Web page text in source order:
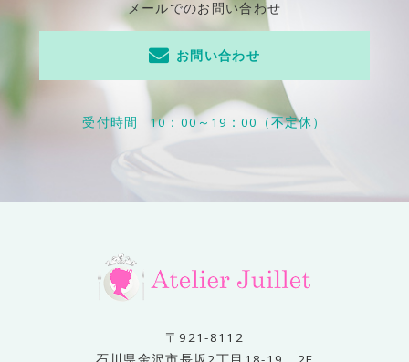
メールでのお問い合わせ
お問い合わせ
受付時間 10：00～19：00（不定休）
〒921-8112